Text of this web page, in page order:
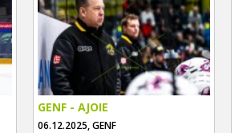
GENF - AJOIE
06.12.2025, GENF